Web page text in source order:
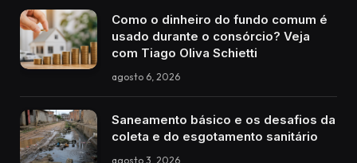
Como o dinheiro do fundo comum é
usado durante o consórcio? Veja
com Tiago Oliva Schietti
agosto 6, 2026
Saneamento básico e os desafios da
coleta e do esgotamento sanitário
agosto 3, 2026